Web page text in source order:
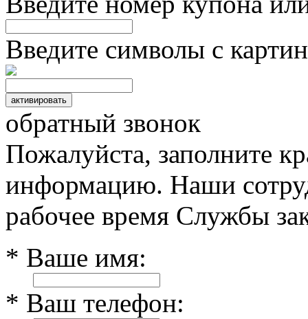
Введите символы с
обратный звонок
Пожалуйста, заполните
информацию. Наши
рабочее время Службы
* Ваше имя:
* Ваш телефон: